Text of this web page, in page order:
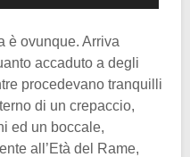
è ovunque. Arriva
accaduto a degli
procedevano tranquilli
di un crepaccio,
ed un boccale,
all’Età del Rame,